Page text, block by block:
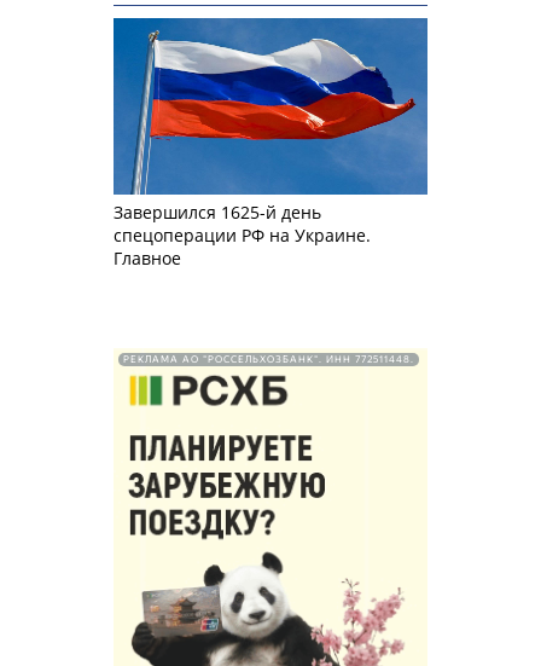
Завершился 1625-й день
спецоперации РФ на Украине.
Главное
РЕКЛАМА АО "РОССЕЛЬХОЗБАНК". ИНН 772511448.